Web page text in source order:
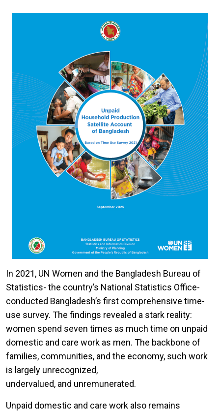
In 2021, UN Women and the Bangladesh Bureau of
Statistics- the country’s National Statistics Office-
conducted Bangladesh’s first comprehensive time-
use survey. The findings revealed a stark reality:
women spend seven times as much time on unpaid
domestic and care work as men. The backbone of
families, communities, and the economy, such work
is largely unrecognized,
undervalued, and unremunerated.
Unpaid domestic and care work also remains